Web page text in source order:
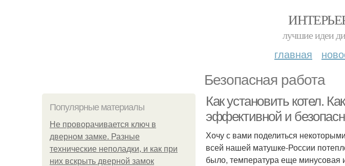
лучшие идеи
главная
Безопасная работа
Популярные материалы
Не проворачивается ключ в
дверном замке. Разные
технические неполадки, и как при
них вскрыть дверной замок
Как установить котел.
эффективной и
Хочу с вами поделиться
всей нашей матушке-России
было, температура еще минусовая